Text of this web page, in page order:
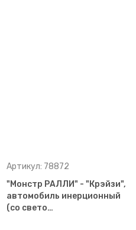
Артикул: 78872
"Монстр РАЛЛИ" - "Крэйзи",
автомобиль инерционный
(со свето…